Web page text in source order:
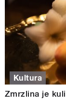
Kultura
Zmrzlina je